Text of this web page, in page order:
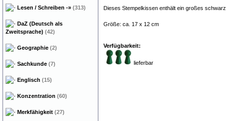
Dieses Stempelkissen enthält ein großes
Größe: ca. 17 x 12 cm
Verfügbarkeit:
lieferbar
Lesen / Schreiben -» (313)
DaZ (Deutsch als
Zweitsprache) (42)
Geographie (2)
Sachkunde (7)
Englisch (15)
Konzentration (60)
Merkfähigkeit (27)